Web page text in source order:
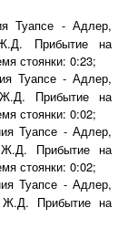
Туапсе - Адлер,
Прибытие на
стоянки: 0:23;
Туапсе - Адлер,
Прибытие на
стоянки: 0:02;
Туапсе - Адлер,
Прибытие на
стоянки: 0:02;
Туапсе - Адлер,
Прибытие на